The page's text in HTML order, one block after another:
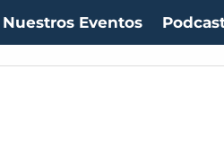
Nuestros Eventos